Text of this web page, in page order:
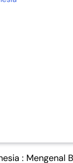
: Mengenal